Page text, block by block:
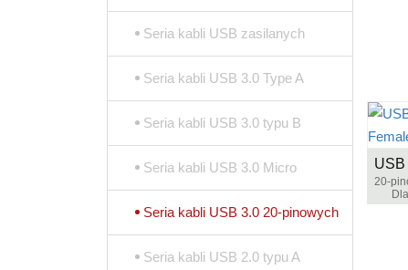
Seria kabli USB zasilanych
Seria kabli USB 3.0 Type A
Seria kabli USB 3.0 typu B
Seria kabli USB 3.0 Micro
Seria kabli USB 3.0 20-pinowych
Seria kabli USB 2.0 typu A